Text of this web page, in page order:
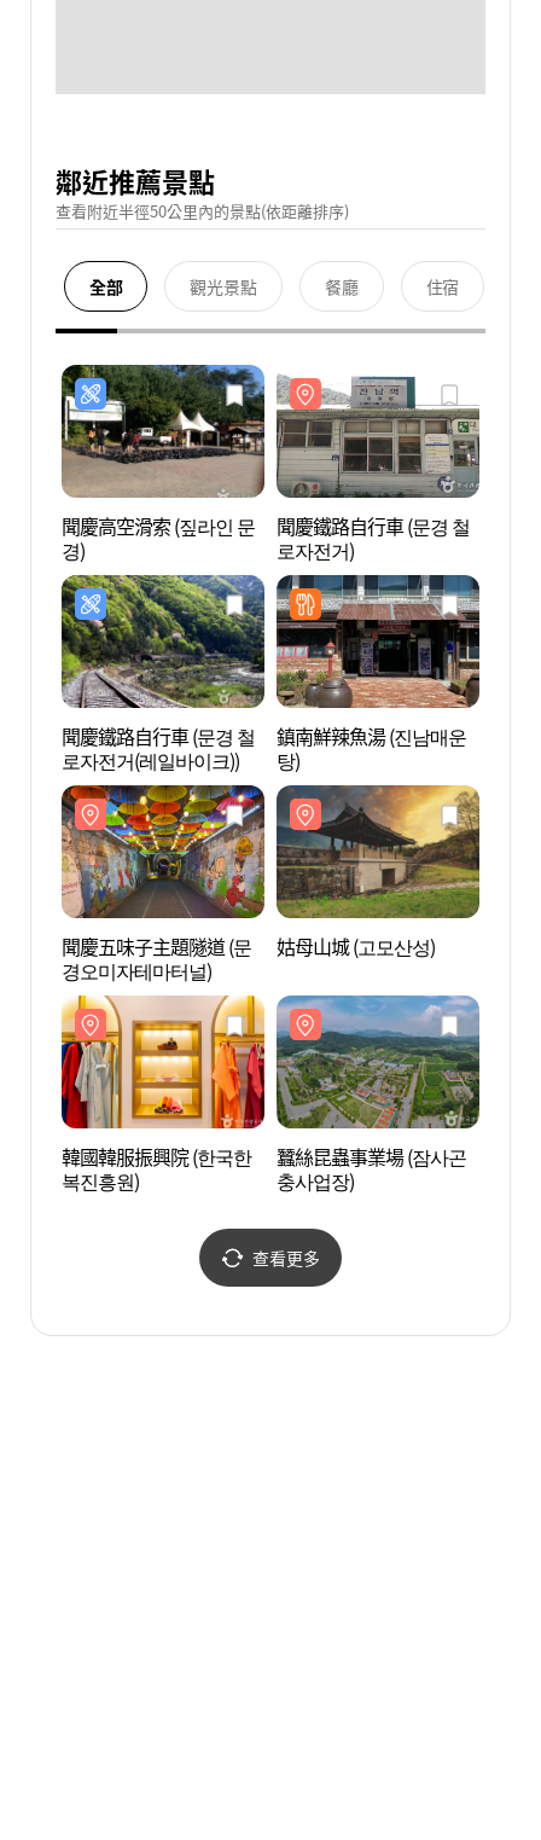
鄰近推薦景點
查看附近半徑50公里內的景點(依距離排序)
全部 觀光景點 餐廳 住宿
聞慶高空滑索 (짚라인 문
경)
聞慶鐵路自行車 (문경 철
로자전거)
聞慶鐵路自行車 (문경 철
로자전거(레일바이크))
鎮南鮮辣魚湯 (진남매운
탕)
聞慶五味子主題隧道 (문
경오미자테마터널)
姑母山城 (고모산성)
韓國韓服振興院 (한국한
복진흥원)
蠶絲昆蟲事業場 (잠사곤
충사업장)
查看更多